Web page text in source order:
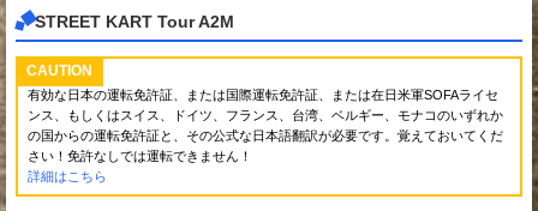
STREET KART Tour A2M
CAUTION
有効な日本の運転免許証、または国際運転免許証、または在日米軍SOFAライセ
ンス、もしくはスイス、ドイツ、フランス、台湾、ベルギー、モナコのいずれか
の国からの運転免許証と、その公式な日本語翻訳が必要です。覚えておいてくだ
さい！免許なしでは運転できません！
詳細はこちら